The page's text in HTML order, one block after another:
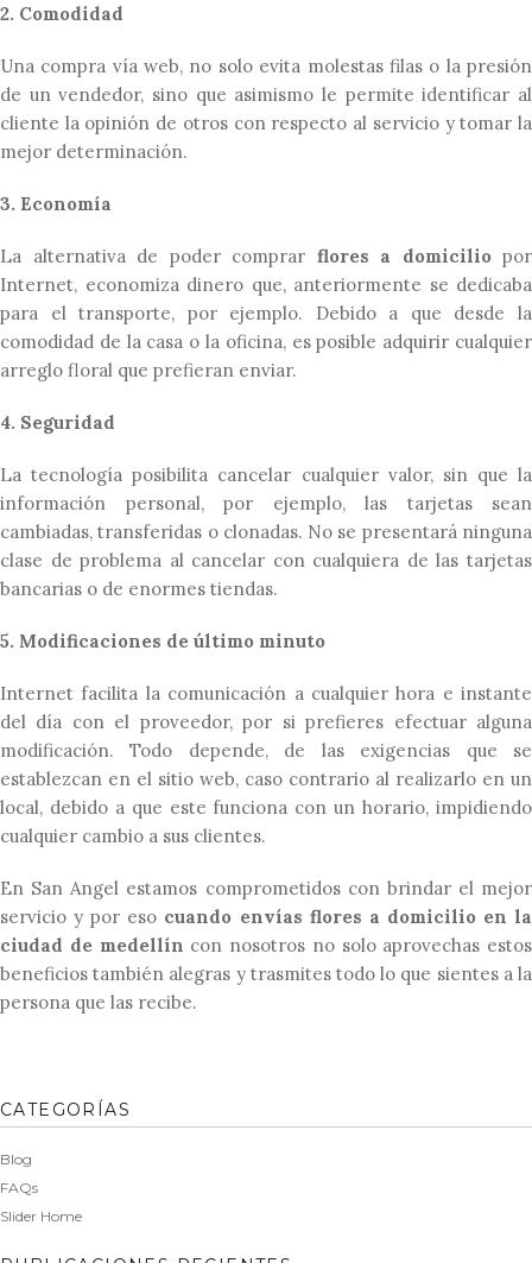
2. Comodidad
Una compra vía web, no solo evita molestas filas o la presión
de un vendedor, sino que asimismo le permite identificar al
cliente la opinión de otros con respecto al servicio y tomar la
mejor determinación.
3. Economía
La alternativa de poder comprar flores a domiciliopor
Internet, economiza dinero que, anteriormente se dedicaba
para el transporte, por ejemplo. Debido a que desde la
comodidad de la casa o la oficina, es posible adquirir cualquier
arreglo floral que prefieran enviar.
4. Seguridad
La tecnología posibilita cancelar cualquier valor, sin que la
información personal, por ejemplo, las tarjetas sean
cambiadas, transferidas o clonadas. No se presentará ninguna
clase de problema al cancelar con cualquiera de las tarjetas
bancarias o de enormes tiendas.
5. Modificaciones de último minuto
Internet facilita la comunicación a cualquier hora e instante
del día con el proveedor, por si prefieres efectuar alguna
modificación. Todo depende, de las exigencias que se
establezcan en el sitio web, caso contrario al realizarlo en un
local, debido a que este funciona con un horario, impidiendo
cualquier cambio a sus clientes.
En San Angel estamos comprometidos con brindar el mejor
servicio y por eso cuando envías flores a domicilio en la
ciudad de medellín con nosotros no solo aprovechas estos
beneficios también alegras y trasmites todo lo que sientes a la
persona que las recibe.
CATEGORÍAS
Blog
FAQs
Slider Home